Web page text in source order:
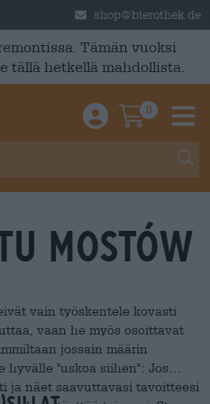
shop@bierothek.de
Tämän vuoksi
tällä hetkellä mahdollista.
Einloggen /
0
MOSTÓW
vain työskentele kovasti
vaan he myös osoittavat
jossain määrin
hyvälle "uskoa siihen": Jos
ja näet saavuttavasi tavoitteesi